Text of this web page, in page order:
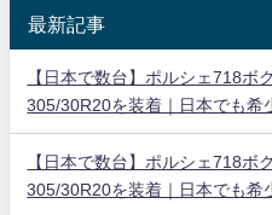
最新記事
【日本で数台】ポルシェ718ボ
305/30R20を装着｜日本でも希
【日本で数台】ポルシェ718ボ
305/30R20を装着｜日本でも希